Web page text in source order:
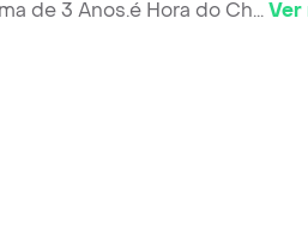
de 3 Anos.é Hora do Ch...Ver